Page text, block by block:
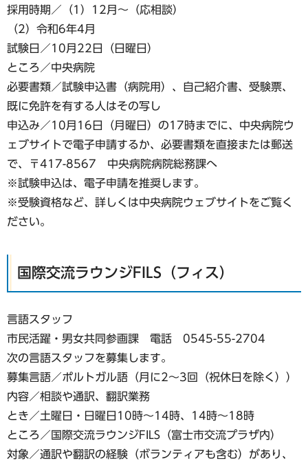
採用時期／（1）12月〜（応相談）
（2）令和6年4月
試験日／10月22日（日曜日）
ところ／中央病院
必要書類／試験申込書（病院用）、自己紹介書、受験票、
既に免許を有する人はその写し
申込み／10月16日（月曜日）の17時までに、中央病院ウ
ェブサイトで電子申請するか、必要書類を直接または郵送
で、〒417-8567 中央病院病院総務課へ
※試験申込は、電子申請を推奨します。
※受験資格など、詳しくは中央病院ウェブサイトをご覧く
ださい。
国際交流ラウンジFILS（フィス）
言語スタッフ
市民活躍・男女共同参画課 電話 0545-55-2704
次の言語スタッフを募集します。
募集言語／ポルトガル語（月に2〜3回（祝休日を除く））
内容／相談や通訳、翻訳業務
とき／土曜日・日曜日10時～14時、14時～18時
ところ／国際交流ラウンジFILS（富士市交流プラザ内）
対象／通訳や翻訳の経験（ボランティアも含む）があり、